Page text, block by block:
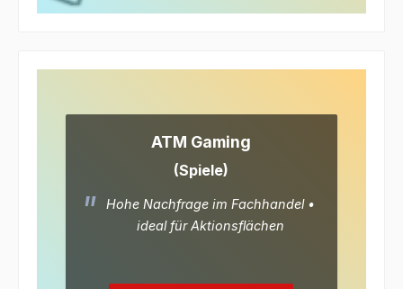
ATM Gaming
(Spiele)
Hohe Nachfrage im Fachhandel •
ideal für Aktionsflächen